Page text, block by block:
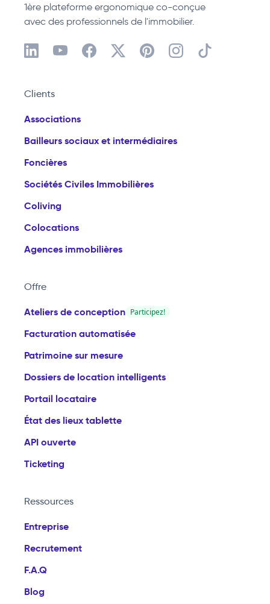
1ère plateforme ergonomique co-conçue
avec des professionnels de l'immobilier.
Clients
Associations
Bailleurs sociaux et intermédiaires
Foncières
Sociétés Civiles Immobilières
Coliving
Colocations
Agences immobilières
Offre
Ateliers de conception Participez!
Facturation automatisée
Patrimoine sur mesure
Dossiers de location intelligents
Portail locataire
État des lieux tablette
API ouverte
Ticketing
Ressources
Entreprise
Recrutement
F.A.Q
Blog